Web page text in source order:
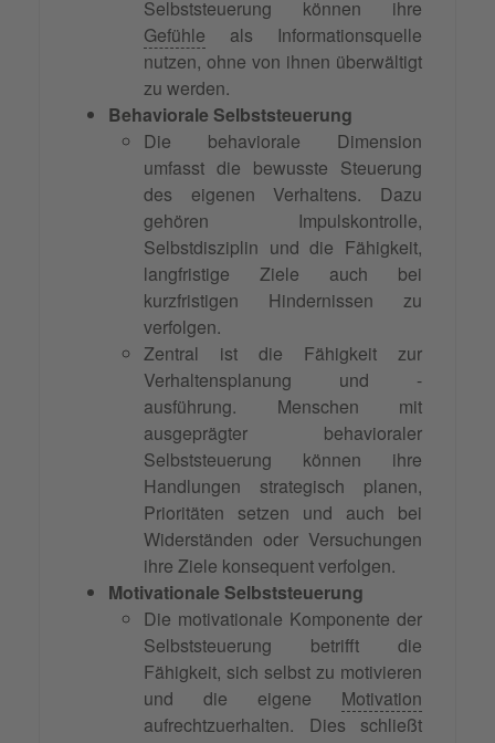
Selbststeuerung können ihre
Gefühle als Informationsquelle
nutzen, ohne von ihnen überwältigt
zu werden.
Behaviorale Selbststeuerung
Die behaviorale Dimension
umfasst die bewusste Steuerung
des eigenen Verhaltens. Dazu
gehören Impulskontrolle,
Selbstdisziplin und die Fähigkeit,
langfristige Ziele auch bei
kurzfristigen Hindernissen zu
verfolgen.
Zentral ist die Fähigkeit zur
Verhaltensplanung und -
ausführung. Menschen mit
ausgeprägter behavioraler
Selbststeuerung können ihre
Handlungen strategisch planen,
Prioritäten setzen und auch bei
Widerständen oder Versuchungen
ihre Ziele konsequent verfolgen.
Motivationale Selbststeuerung
Die motivationale Komponente der
Selbststeuerung betrifft die
Fähigkeit, sich selbst zu motivieren
und die eigene Motivation
aufrechtzuerhalten. Dies schließt